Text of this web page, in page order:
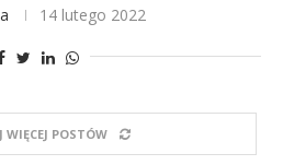
14 lutego 2022
WIĘCEJ POSTÓW